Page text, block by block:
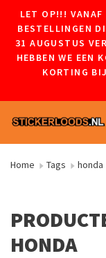
LET OP!!! VANAF
BESTELLINGEN
31 AUGUSTUS
HEBBEN WE EEN
KORTING
Home Tags honda
HONDA